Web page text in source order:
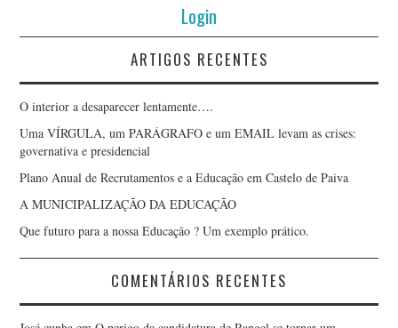
Login
ARTIGOS RECENTES
O interior a desaparecer lentamente….
Uma VÍRGULA, um PARÁGRAFO e um EMAIL levam as crises:
governativa e presidencial
Plano Anual de Recrutamentos e a Educação em Castelo de Paiva
A MUNICIPALIZAÇÃO DA EDUCAÇÃO
Que futuro para a nossa Educação ? Um exemplo prático.
COMENTÁRIOS RECENTES